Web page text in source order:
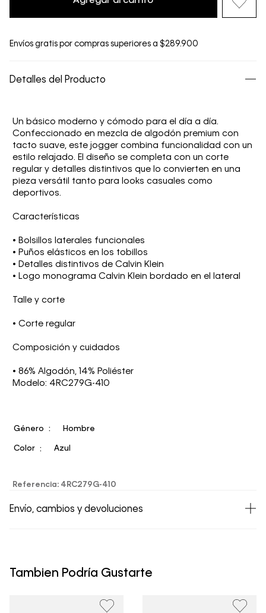
Envíos gratis por compras superiores a $289.900
Detalles del Producto
Un básico moderno y cómodo para el día a día.
Confeccionado en mezcla de algodón premium con
tacto suave, este jogger combina funcionalidad con un
estilo relajado. El diseño se completa con un corte
regular y detalles distintivos que lo convierten en una
pieza versátil tanto para looks casuales como
deportivos.
Características
• Bolsillos laterales funcionales
• Puños elásticos en los tobillos
• Detalles distintivos de Calvin Klein
• Logo monograma Calvin Klein bordado en el lateral
Talle y corte
• Corte regular
Composición y cuidados
• 86% Algodón, 14% Poliéster
Modelo: 4RC279G-410
Género Hombre
Color Azul
Referencia: 4RC279G-410
Envío, cambios y devoluciones
un período de 30 días calendario tras la recepción.
clientes, no aceptamos devoluciones en ropa interior y
Tambien Podría Gustarte